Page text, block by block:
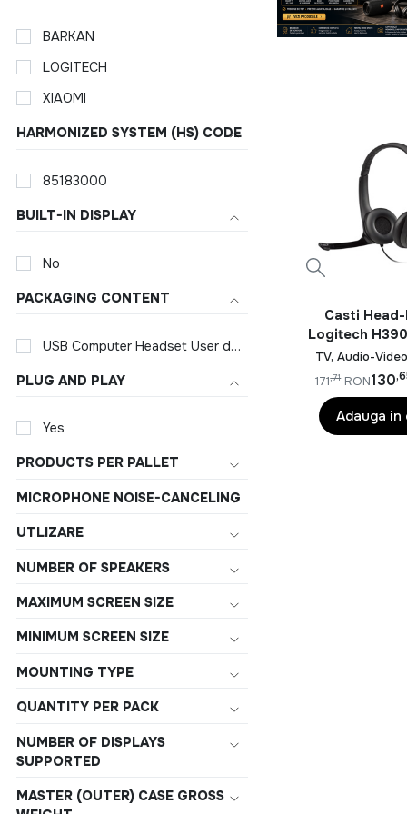
BARKAN
LOGITECH
XIAOMI
HARMONIZED SYSTEM (HS) CODE
85183000
BUILT-IN DISPLAY
No
PACKAGING CONTENT
USB Computer Headset User documentation
PLUG AND PLAY
Yes
PRODUCTS PER PALLET
MICROPHONE NOISE-CANCELING
UTLIZARE
NUMBER OF SPEAKERS
MAXIMUM SCREEN SIZE
MINIMUM SCREEN SIZE
MOUNTING TYPE
QUANTITY PER PACK
NUMBER OF DISPLAYS
SUPPORTED
MASTER (OUTER) CASE GROSS
Casti
Logitech
Negru
TV, Audio-
130
171,71 RON
Adauga in